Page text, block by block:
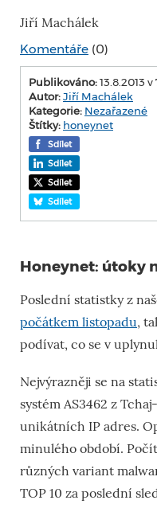
Jiří Machálek
Komentáře (0)
Publikováno:13.8.2013 v
Autor:Jiří Machálek
Kategorie: Nezařazené
Štítky: honeynet
Sdílet
Sdílet
Sdílet
Sdílet
Honeynet: útoky
Poslední statistky z
počátkem listopadu,
podívat, co se v
Nejvýrazněji se na
systém AS3462 z
unikátních IP adres.
minulého období.
různých variant
TOP 10 za poslední